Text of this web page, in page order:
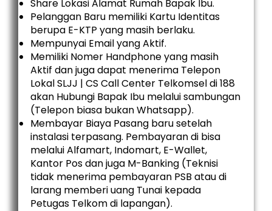
Share Lokasi Alamat Rumah Bapak Ibu.
Pelanggan Baru memiliki Kartu Identitas
berupa E-KTP yang masih berlaku.
Mempunyai Email yang Aktif.
Memiliki Nomer Handphone yang masih
Aktif dan juga dapat menerima Telepon
Lokal SLJJ | CS Call Center Telkomsel di 188
akan Hubungi Bapak Ibu melalui sambungan
(Telepon biasa bukan Whatsapp).
Membayar Biaya Pasang baru setelah
instalasi terpasang. Pembayaran di bisa
melalui Alfamart, Indomart, E-Wallet,
Kantor Pos dan juga M-Banking (Teknisi
tidak menerima pembayaran PSB atau di
larang memberi uang Tunai kepada
Petugas Telkom di lapangan).